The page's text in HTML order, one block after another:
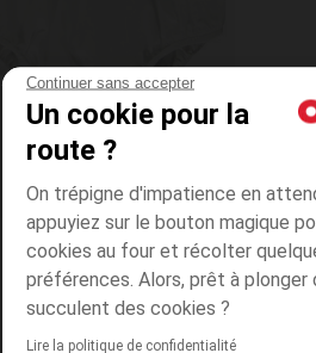
Continuer sans accepter
Un cookie pour la
route ?
On trépigne d'impatience en
appuyiez sur le bouton magique
cookies au four et récolter
préférences. Alors, prêt à plonger
succulent des cookies ?
Lire la politique de confidentialité